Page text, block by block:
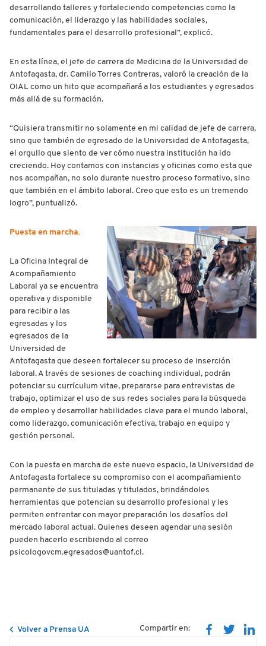
desarrollando talleres y fortaleciendo competencias como la
comunicación, el liderazgo y las habilidades sociales,
fundamentales para el desarrollo profesional”, explicó.
En esta línea, el jefe de carrera de Medicina de la Universidad de
Antofagasta, dr. Camilo Torres Contreras, valoró la creación de la
OIAL como un hito que acompañará a los estudiantes y egresados
más allá de su formación.
“Quisiera transmitir no solamente en mi calidad de jefe de carrera,
sino que también de egresado de la Universidad de Antofagasta,
el orgullo que siento de ver cómo nuestra institución ha ido
creciendo. Hoy contamos con instancias y oficinas como esta que
nos acompañan, no solo durante nuestro proceso formativo, sino
que también en el ámbito laboral. Creo que esto es un tremendo
logro”, puntualizó.
Puesta en marcha.
La Oficina Integral de
Acompañamiento
Laboral ya se encuentra
operativa y disponible
para recibir a las
egresadas y los
egresados de la
Universidad de
Antofagasta que deseen fortalecer su proceso de inserción
laboral. A través de sesiones de coaching individual, podrán
potenciar su currículum vitae, prepararse para entrevistas de
trabajo, optimizar el uso de sus redes sociales para la búsqueda
de empleo y desarrollar habilidades clave para el mundo laboral,
como liderazgo, comunicación efectiva, trabajo en equipo y
gestión personal.
Con la puesta en marcha de este nuevo espacio, la Universidad de
Antofagasta fortalece su compromiso con el acompañamiento
permanente de sus tituladas y titulados, brindándoles
herramientas que potencian su desarrollo profesional y les
permiten enfrentar con mayor preparación los desafíos del
mercado laboral actual. Quienes deseen agendar una sesión
pueden hacerlo escribiendo al correo
psicologovcm.egresados@uantof.cl.
Volver a Prensa UA Compartir en: